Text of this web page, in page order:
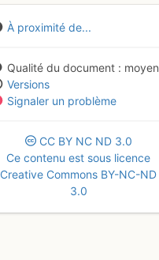
À proximité de...
Qualité du document
moyen
Versions
Signaler un problème
CC BY NC ND 3.0
Ce contenu est sous licence
Creative Commons BY-NC-ND
3.0